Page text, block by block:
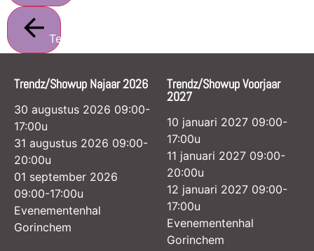
Terug
Trendz/Showup Najaar 2026
30 augustus 2026 09:00-
17:00u
31 augustus 2026 09:00-
20:00u
01 september 2026
09:00-17:00u
Evenementenhal
Gorinchem
Trendz/Showup Voorjaar
2027
10 januari 2027 09:00-
17:00u
11 januari 2027 09:00-
20:00u
12 januari 2027 09:00-
17:00u
Evenementenhal
Gorinchem